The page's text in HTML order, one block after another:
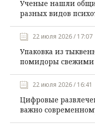
Ученые нашли
разных видов
22 июля 2026 / 17:07
Упаковка из
помидоры свежими
22 июля 2026 / 16:41
Цифровые
важно